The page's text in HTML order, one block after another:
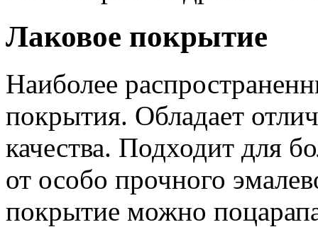
Лаковое покрытие
Наиболее
покрытия. Обладает
качества. Подходит для
от особо прочного
покрытие можно